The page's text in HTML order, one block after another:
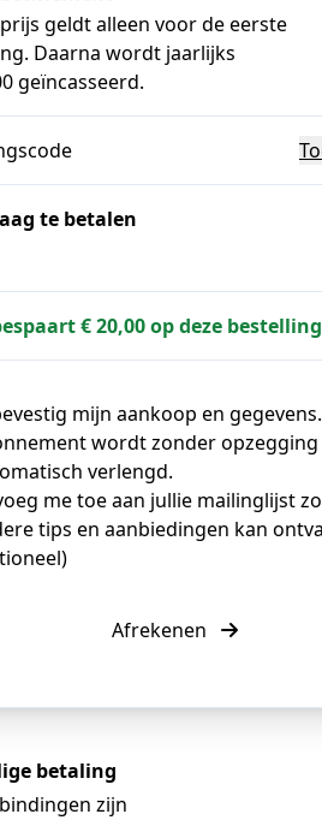
geldt alleen voor de eerste
Daarna wordt jaarlijks
geïncasseerd.
te betalen
€ 20,00 op deze bestelling
mijn aankoop en gegevens.
wordt zonder opzegging
verlengd.
me toe aan jullie mailinglijst
tips en aanbiedingen kan
Afrekenen
betaling
zijn